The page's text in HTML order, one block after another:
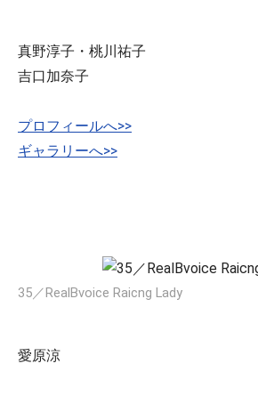
真野淳子・桃川祐子
吉口加奈子
プロフィールへ>>
ギャラリーへ>>
35／RealBvoice Raicng Lady
愛原涼